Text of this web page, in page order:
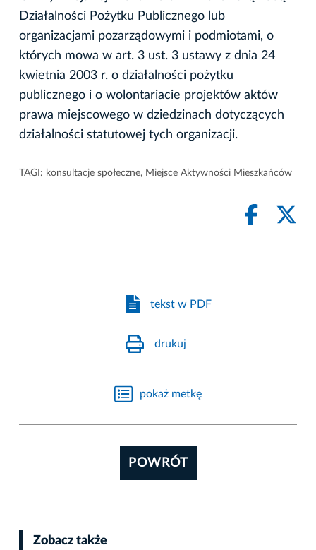
Działalności Pożytku Publicznego lub
organizacjami pozarządowymi i podmiotami, o
których mowa w art. 3 ust. 3 ustawy z dnia 24
kwietnia 2003 r. o działalności pożytku
publicznego i o wolontariacie projektów aktów
prawa miejscowego w dziedzinach dotyczących
działalności statutowej tych organizacji.
TAGI: konsultacje społeczne, Miejsce Aktywności Mieszkańców
tekst w PDF
drukuj
pokaż metkę
POWRÓT
Zobacz także